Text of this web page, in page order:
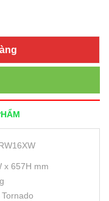
x 657H mm